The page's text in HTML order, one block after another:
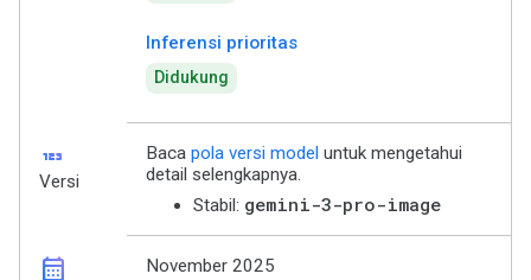
Inferensi prioritas
Didukung
123
Versi
Baca pola versi model untuk mengetahui
detail selengkapnya.
Stabil: gemini-3-pro-image
calendar_month November 2025